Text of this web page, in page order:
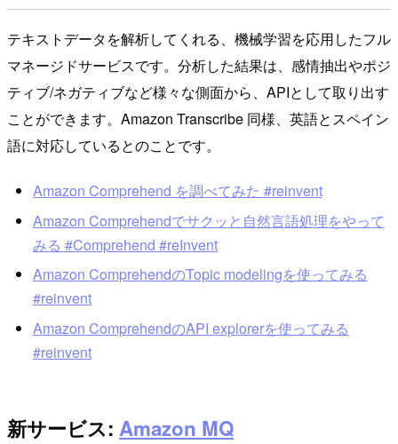
テキストデータを解析してくれる、機械学習を応用したフル
マネージドサービスです。分析した結果は、感情抽出やポジ
ティブ/ネガティブなど様々な側面から、APIとして取り出す
ことができます。Amazon Transcribe 同様、英語とスペイン
語に対応しているとのことです。
Amazon Comprehend を調べてみた #reinvent
Amazon Comprehendでサクッと自然言語処理をやって
みる #Comprehend #reInvent
Amazon ComprehendのTopic modelingを使ってみる
#reinvent
Amazon ComprehendのAPI explorerを使ってみる
#reinvent
新サービス: Amazon MQ